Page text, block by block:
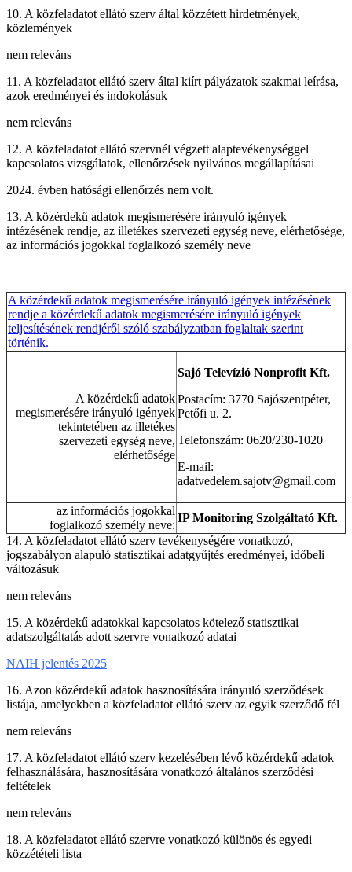
10. A közfeladatot ellátó szerv által közzétett hirdetmények,
közlemények
nem releváns
11. A közfeladatot ellátó szerv által kiírt pályázatok szakmai leírása,
azok eredményei és indokolásuk
nem releváns
12. A közfeladatot ellátó szervnél végzett alaptevékenységgel
kapcsolatos vizsgálatok, ellenőrzések nyilvános megállapításai
2024. évben hatósági ellenőrzés nem volt.
13. A közérdekű adatok megismerésére irányuló igények
intézésének rendje, az illetékes szervezeti egység neve, elérhetősége,
az információs jogokkal foglalkozó személy neve
A közérdekű adatok megismerésére irányuló igények intézésének
rendje a közérdekű adatok megismerésére irányuló igények
teljesítésének rendjéről szóló szabályzatban foglaltak szerint
történik.
A közérdekű adatok
megismerésére irányuló igények
tekintetében az illetékes
szervezeti egység neve,
elérhetősége
Sajó Televízió Nonprofit Kft.
Postacím: 3770 Sajószentpéter,
Petőfi u. 2.
Telefonszám: 0620/230-1020
E-mail:
adatvedelem.sajotv@gmail.com
az információs jogokkal
foglalkozó személy neve:
IP Monitoring Szolgáltató Kft.
14. A közfeladatot ellátó szerv tevékenységére vonatkozó,
jogszabályon alapuló statisztikai adatgyűjtés eredményei, időbeli
változásuk
nem releváns
15. A közérdekű adatokkal kapcsolatos kötelező statisztikai
adatszolgáltatás adott szervre vonatkozó adatai
NAIH jelentés 2025
16. Azon közérdekű adatok hasznosítására irányuló szerződések
listája, amelyekben a közfeladatot ellátó szerv az egyik szerződő fél
nem releváns
17. A közfeladatot ellátó szerv kezelésében lévő közérdekű adatok
felhasználására, hasznosítására vonatkozó általános szerződési
feltételek
nem releváns
18. A közfeladatot ellátó szervre vonatkozó különös és egyedi
közzétételi lista